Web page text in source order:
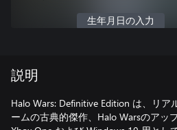
生年月日の入力
説明
Halo Wars: Definitive Edition は、リア
ームの古典的傑作、Halo Warsのアッ